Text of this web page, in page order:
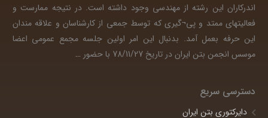
اندرکاران این رشته از مهندسی وجود داشته است. در نتیجه ممارست و
فعالیتهای ممتد و پی¬گیری که توسط جمعی از کارشناسان و علاقه مندان
این حرفه بعمل آمد. بدنبال این امر اولین جلسه مجمع عمومی اعضا
موسس انجمن بتن ایران در تاریخ 78/11/27 با حضور
…
دسترسی سریع
دایرکتوری بتن ایران